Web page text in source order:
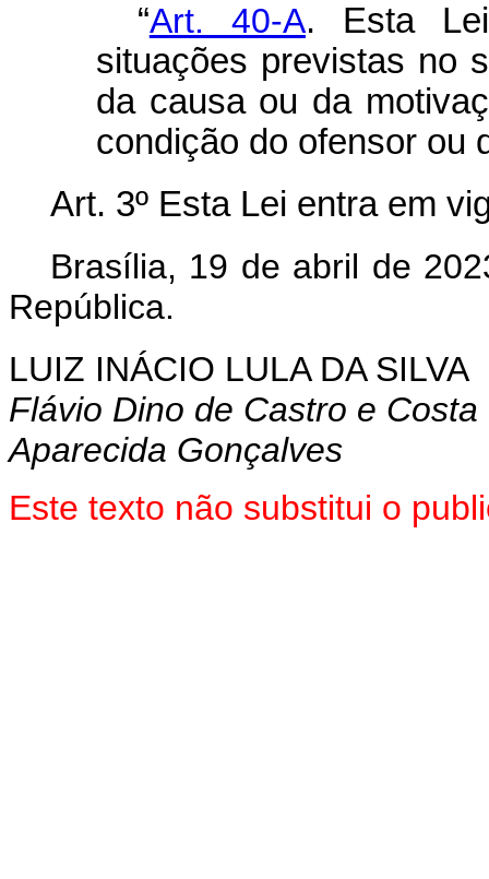
“Art. 40-A. Esta
situações previstas no
da causa ou da
condição do ofensor ou
Art. 3º Esta Lei entra em
Brasília, 19 de abril de
República.
LUIZ INÁCIO LULA DA SILVA
Flávio Dino de Castro e Costa
Aparecida Gonçalves
Este texto não substitui o